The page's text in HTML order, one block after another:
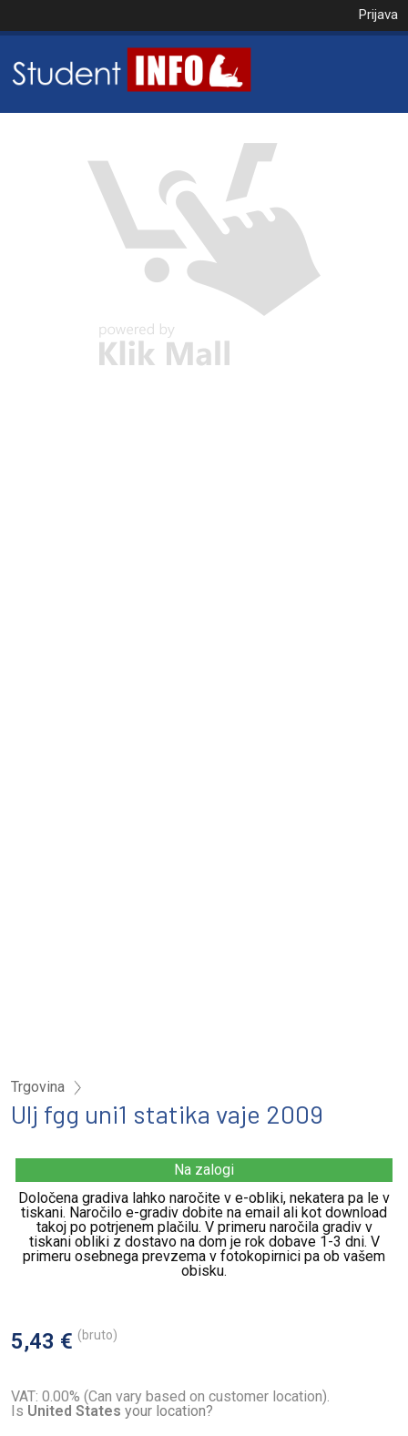
Prijava
VAŠA KOŠARICA JE
Trgovina
Ulj fgg uni1 statika vaje 2009
Na zalogi
Določena gradiva lahko naročite v e-obliki, nekatera pa le v
tiskani. Naročilo e-gradiv dobite na email ali kot download
takoj po potrjenem plačilu. V primeru naročila gradiv v
tiskani obliki z dostavo na dom je rok dobave 1-3 dni. V
primeru osebnega prevzema v fotokopirnici pa ob vašem
obisku.
5,43 € (bruto)
VAT: 0.00% (Can vary based on customer location).
Is United States your location?